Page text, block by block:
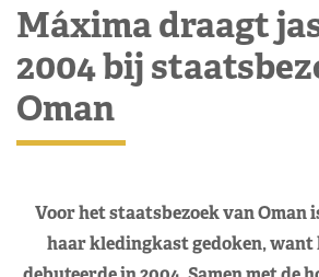
Máxima draagt
2004 bij
Oman
Voor het staatsbezoek van Oman
haar kledingkast gedoken, want